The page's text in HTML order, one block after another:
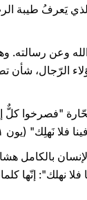
يَعرفُ طيبة
وعن رسالته.
الرّجال،
نَهلِك" (يون ۱، ٦).
بالكامل
نهلك": إنّها